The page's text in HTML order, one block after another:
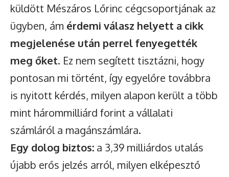
küldött Mészáros Lőrinc cégcsoportjának az
ügyben, ám érdemi válasz helyett a cikk
megjelenése után perrel fenyegették
meg őket. Ez nem segített tisztázni, hogy
pontosan mi történt, így egyelőre továbbra
is nyitott kérdés, milyen alapon került a több
mint hárommilliárd forint a vállalati
számláról a magánszámlára.
Egy dolog biztos: a 3,39 milliárdos utalás
újabb erős jelzés arról, milyen elképesztő